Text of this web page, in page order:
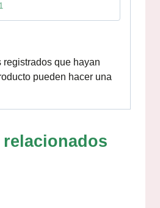
registrados que hayan
pueden hacer una